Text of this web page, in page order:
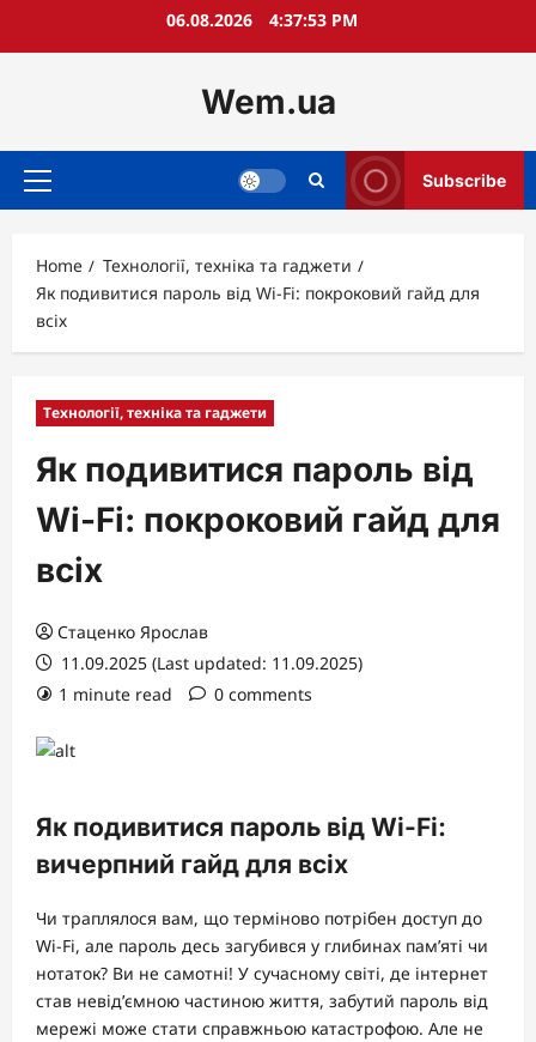
06.08.2026 4:37:54 PM
Wem.ua
Primary
Subscribe
Home
Технології, техніка та гаджети
Як подивитися пароль від Wi-Fi: покроковий гайд для
всіх
Технології, техніка та гаджети
Як подивитися пароль від
Wi-Fi: покроковий гайд для
всіх
Стаценко Ярослав
11.09.2025 (Last updated: 11.09.2025)
1 minute read
0 comments
Як подивитися пароль від Wi-Fi:
вичерпний гайд для всіх
Чи траплялося вам, що терміново потрібен доступ до
Wi-Fi, але пароль десь загубився у глибинах пам’яті чи
нотаток? Ви не самотні! У сучасному світі, де інтернет
став невід’ємною частиною життя, забутий пароль від
мережі може стати справжньою катастрофою. Але не